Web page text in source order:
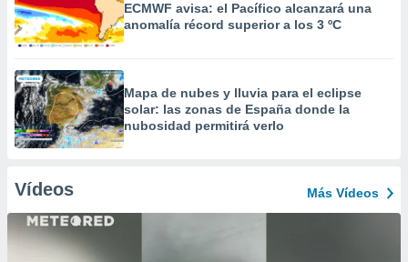
ECMWF avisa: el Pacífico alcanzará una
anomalía récord superior a los 3 ºC
Mapa de nubes y lluvia para el eclipse
solar: las zonas de España donde la
nubosidad permitirá verlo
Vídeos Más Vídeos